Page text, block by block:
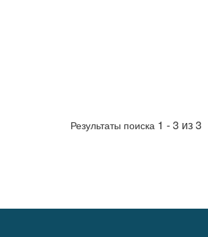
Результаты поиска 1 - 3 из 3